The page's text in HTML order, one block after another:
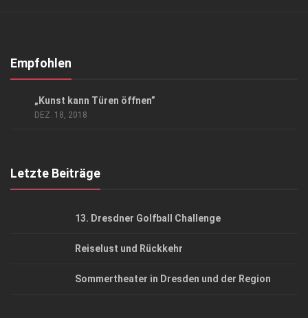
Kontakt, Impressum
Empfohlen
„Kunst kann Türen öffnen”
DEZ. 18, 2018
Letzte Beiträge
13. Dresdner Golfball Challenge
Reiselust und Rückkehr
Sommertheater in Dresden und der Region